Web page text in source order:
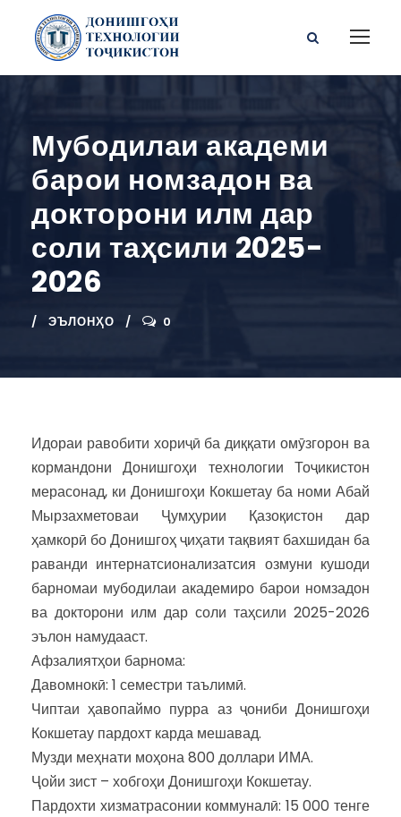
Мубодилаи академи
барои номзадон ва
докторони илм дар
соли таҳсили 2025-
2026
ЭЪЛОНҲО 0
Идораи равобити хориҷӣ ба диққати омӯзгорон ва
кормандони Донишгоҳи технологии Тоҷикистон
мерасонад, ки Донишгоҳи Кокшетау ба номи Абай
Мырзахметоваи Ҷумҳурии Қазоқистон дар
ҳамкорӣ бо Донишгоҳ ҷиҳати тақвият бахшидан ба
раванди интернатсионализатсия озмуни кушоди
барномаи мубодилаи академиро барои номзадон
ва докторони илм дар соли таҳсили 2025-2026
эълон намудааст.
Афзалиятҳои барнома:
Давомнокӣ: 1 семестри таълимӣ.
Чиптаи ҳавопаймо пурра аз ҷониби Донишгоҳи
Кокшетау пардохт карда мешавад.
Музди меҳнати моҳона 800 доллари ИМА.
Ҷойи зист – хобгоҳи Донишгоҳи Кокшетау.
Пардохти хизматрасонии коммуналӣ: 15 000 тенге